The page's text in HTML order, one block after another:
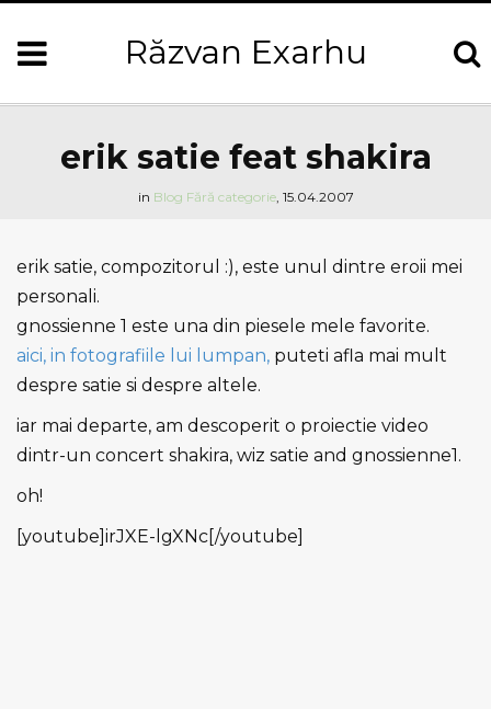
Răzvan Exarhu
erik satie feat shakira
in Blog Fără categorie, 15.04.2007
erik satie, compozitorul :), este unul dintre eroii mei
personali.
gnossienne 1 este una din piesele mele favorite.
aici, in fotografiile lui lumpan, puteti afla mai mult
despre satie si despre altele.
iar mai departe, am descoperit o proiectie video
dintr-un concert shakira, wiz satie and gnossienne1.
oh!
[youtube]irJXE-lgXNc[/youtube]